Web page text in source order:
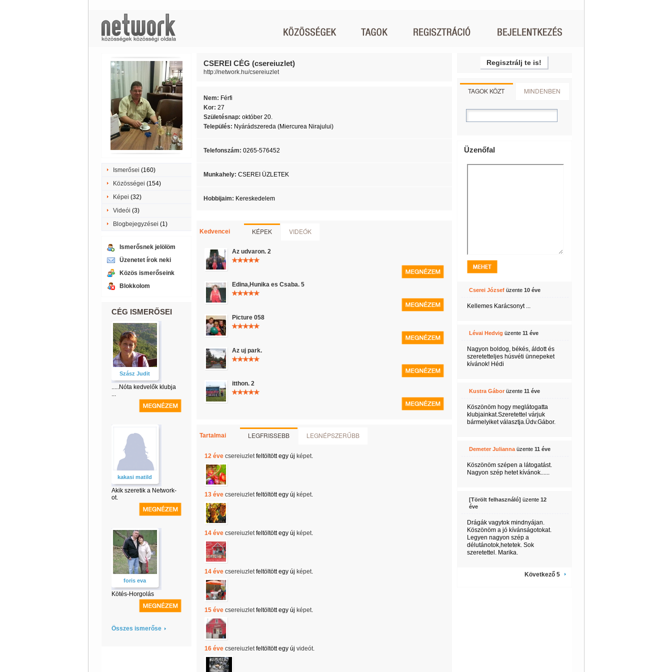
Ismerősei (160)
Közösségei (154)
Képei (32)
Videói (3)
Blogbejegyzései (1)
Ismerősnek jelölöm
Üzenetet írok neki
Közös ismerőseink
Blokkolom
CÉG ISMERŐSEI
Szász Judit
.....Nóta kedvelők klubja
...
kakasi matild
Akik szeretik a Network-
ot.
foris eva
Kötés-Horgolás
Összes ismerőse
CSEREI CÉG (csereiuzlet)
http://network.hu/csereiuzlet
Nem: Férfi
Kor: 27
Születésnap: október 20.
Település: Nyárádszereda (Miercurea Nirajului)
Telefonszám: 0265-576452
Munkahely: CSEREI ÜZLETEK
Hobbijaim: Kereskedelem
Kedvencei KÉPEK VIDEÓK
Az udvaron. 2
Edina,Hunika es Csaba. 5
Picture 058
Az uj park.
itthon. 2
Tartalmai LEGFRISSEBB LEGNÉPSZERŰBB
12 éve csereiuzletfeltöltött egy új képet.
13 éve csereiuzletfeltöltött egy új képet.
14 éve csereiuzletfeltöltött egy új képet.
14 éve csereiuzletfeltöltött egy új képet.
15 éve csereiuzletfeltöltött egy új képet.
16 éve csereiuzletfeltöltött egy új videót.
Regisztrálj te is!
TAGOK KÖZT MINDENBEN
Üzenőfal
Cserei Józsefüzente 10 éve
Kellemes Karácsonyt ...
Lévai Hedvig üzente 11 éve
Nagyon boldog, békés, áldott és
szeretetteljes húsvéti ünnepeket
kívánok! Hédi
Kustra Gáborüzente 11 éve
Köszönöm hogy meglátogatta
klubjainkat.Szeretettel várjuk
bármelyiket választja.Üdv.Gábor.
Demeter Juliannaüzente 11 éve
Köszönöm szépen a látogatást.
Nagyon szép hetet kívánok......
[Törölt felhasználó] üzente 12
éve
Drágák vagytok mindnyájan.
Köszönöm a jó kívánságotokat.
Legyen nagyon szép a
délutánotok,hetetek. Sok
szeretettel. Marika.
Következő 5